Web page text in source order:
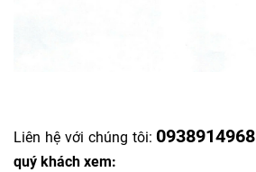
Liên hệ với chúng tôi: 0938914968
quý khách xem: